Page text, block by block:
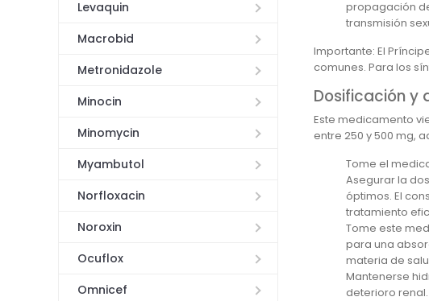
Levaquin
Macrobid
Metronidazole
Minocin
Minomycin
Myambutol
Norfloxacin
Noroxin
Ocuflox
Omnicef
propagación
transmisión
Importante: El
comunes. Para los
Dosificación y
Este medicamento
entre 250 y 500 mg,
Tome el
Asegurar la
óptimos. El
tratamiento
Tome este
para una
materia de
Mantenerse
deterioro renal.